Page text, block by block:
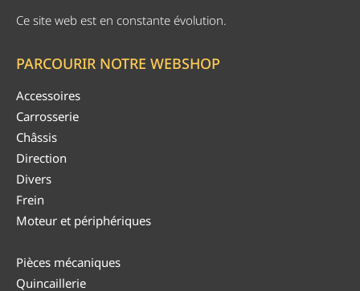
Ce site web est en constante évolution.
PARCOURIR NOTRE WEBSHOP
Accessoires
Carrosserie
Châssis
Direction
Divers
Frein
Moteur et périphériques
Pièces mécaniques
Quincaillerie